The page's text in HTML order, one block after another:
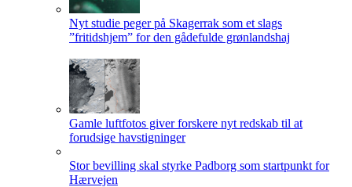
Nyt studie peger på Skagerrak som et slags
”fritidshjem” for den gådefulde grønlandshaj
Gamle luftfotos giver forskere nyt redskab til at
forudsige havstigninger
Stor bevilling skal styrke Padborg som startpunkt for
Hærvejen